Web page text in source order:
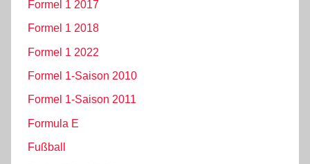
Formel 1 2017
Formel 1 2018
Formel 1 2022
Formel 1-Saison 2010
Formel 1-Saison 2011
Formula E
Fußball